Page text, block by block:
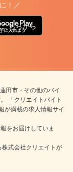
！／
ちらから
田市・その他のバイ
「クリエイトバイト
が満載の求人情報サイ
をお届けしていま
式会社クリエイトが